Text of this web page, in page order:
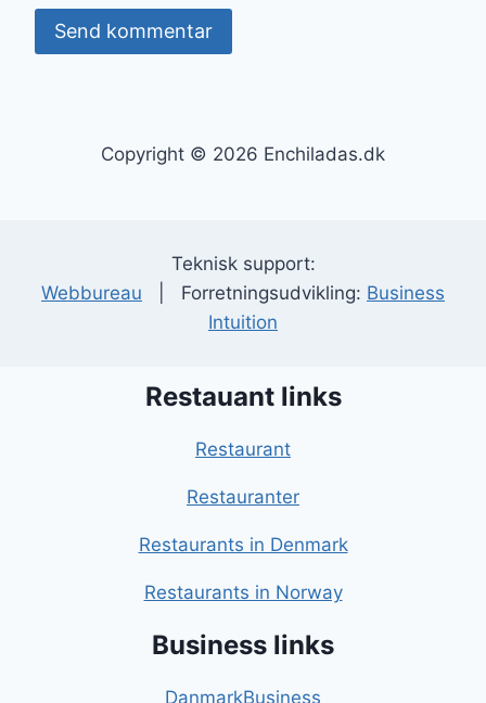
Copyright © 2026 Enchiladas.dk
Teknisk support:
Webbureau | Forretningsudvikling: Business
Intuition
Restauant links
Restaurant
Restauranter
Restaurants in Denmark
Restaurants in Norway
Business links
DanmarkBusiness